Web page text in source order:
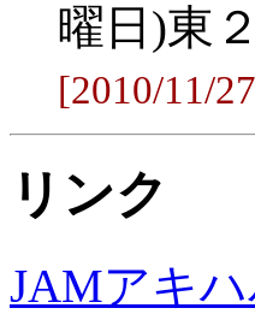
曜日)東
[2010/11/
リンク
JAMアキハ